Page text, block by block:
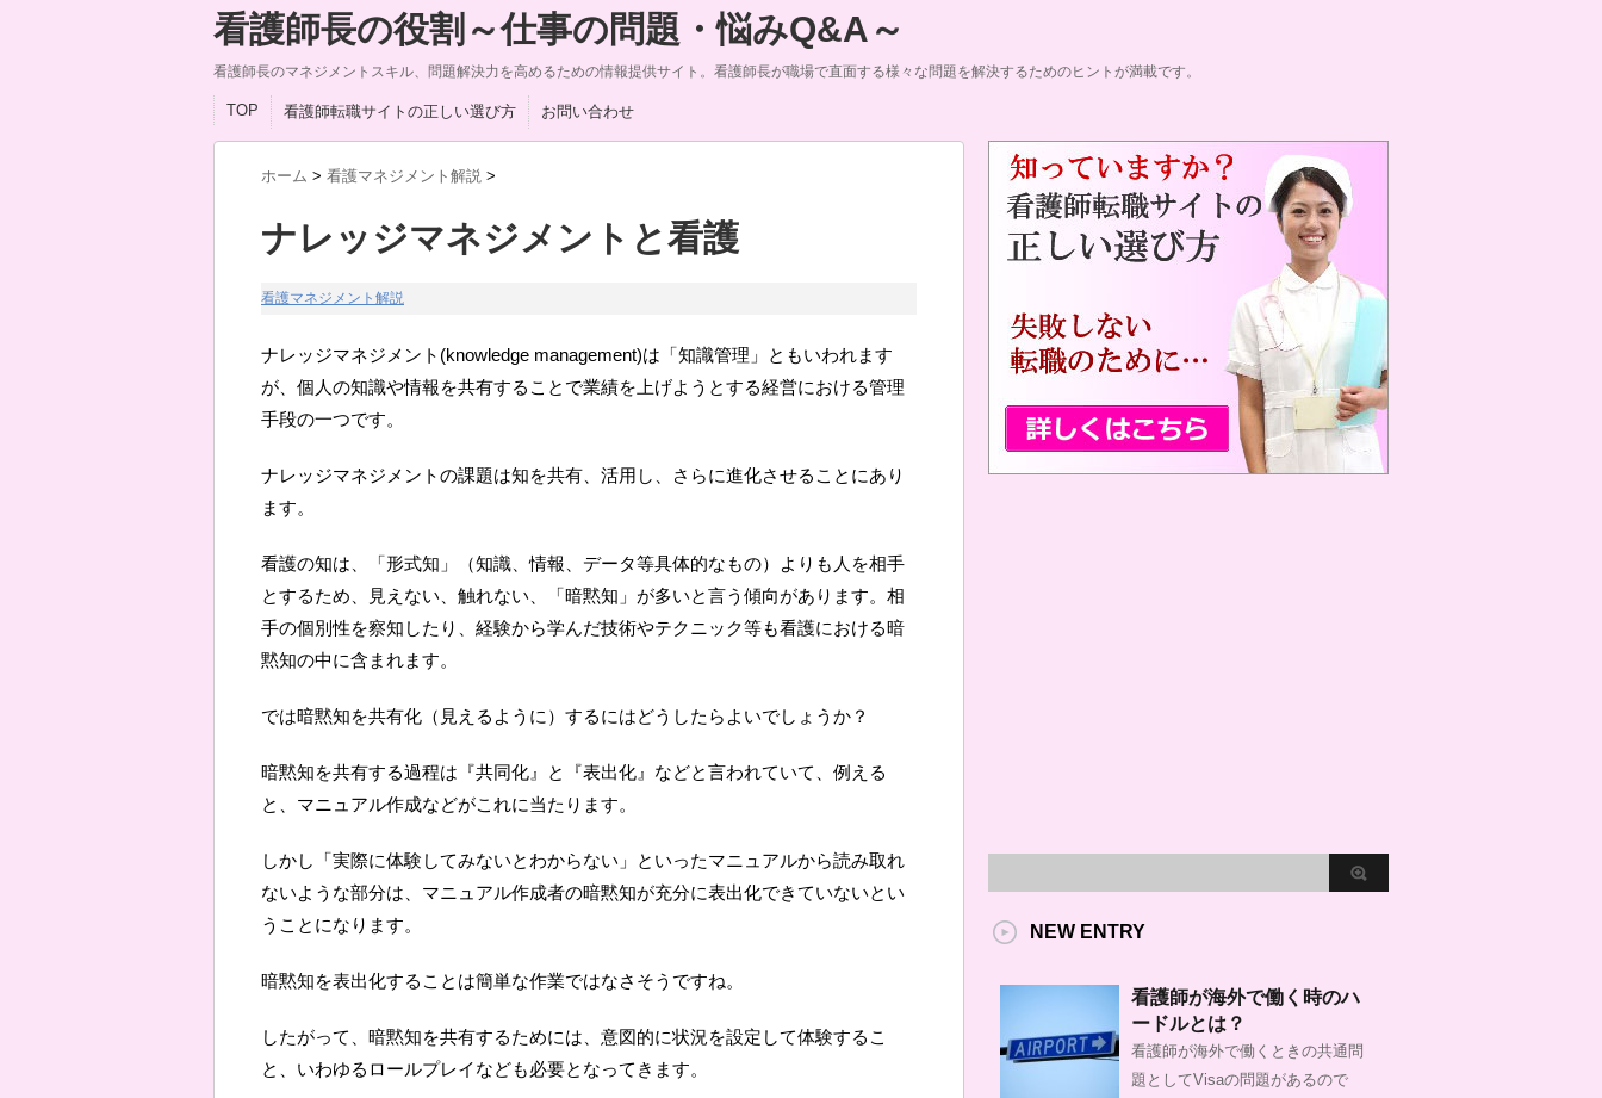
看護師長の役割～仕事の問題・悩みQ&A～
看護師長のマネジメントスキル、問題解決力を高めるための情報提供サイト。看護師長が職場で直面する様々な問題を解決するためのヒントが満載です。
TOP 看護師転職サイトの正しい選び方 お問い合わせ
ホーム > 看護マネジメント解説 >
ナレッジマネジメントと看護
看護マネジメント解説
ナレッジマネジメント(knowledge management)は「知識管理」ともいわれます
が、個人の知識や情報を共有することで業績を上げようとする経営における管理
手段の一つです。
ナレッジマネジメントの課題は知を共有、活用し、さらに進化させることにあり
ます。
看護の知は、「形式知」（知識、情報、データ等具体的なもの）よりも人を相手
とするため、見えない、触れない、「暗黙知」が多いと言う傾向があります。相
手の個別性を察知したり、経験から学んだ技術やテクニック等も看護における暗
黙知の中に含まれます。
では暗黙知を共有化（見えるように）するにはどうしたらよいでしょうか？
暗黙知を共有する過程は『共同化』と『表出化』などと言われていて、例える
と、マニュアル作成などがこれに当たります。
しかし「実際に体験してみないとわからない」といったマニュアルから読み取れ
ないような部分は、マニュアル作成者の暗黙知が充分に表出化できていないとい
うことになります。
暗黙知を表出化することは簡単な作業ではなさそうですね。
したがって、暗黙知を共有するためには、意図的に状況を設定して体験するこ
と、いわゆるロールプレイなども必要となってきます。
NEW ENTRY
看護師が海外で働く時のハ
ードルとは？
看護師が海外で働くときの共通問
題としてVisaの問題があるので